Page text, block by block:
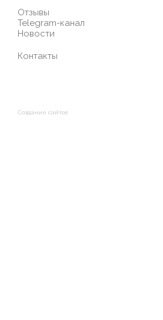
Отзывы
Telegram-канал
Новости
Контакты
Создание сайтов